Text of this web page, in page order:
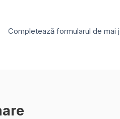
Completează formularul de mai